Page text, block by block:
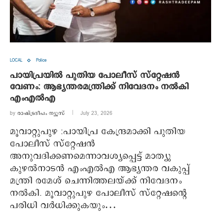
LOCAL Police
പായിപ്രയിൽ പുതിയ പോലീസ് സ്റ്റേഷൻ
വേണം: ആഭ്യന്തരമന്ത്രിക്ക് നിവേദനം നൽകി
എംഎൽഎ
by രാഷ്ട്രദീപം ന്യൂസ്‌ July 23, 2026
മൂവാറ്റുപുഴ :പായിപ്ര കേന്ദ്രമാക്കി പുതിയ
പോലീസ് സ്റ്റേഷൻ
അനുവദിക്കണമെന്നാവശ്യപ്പെട്ട് മാത്യു
കുഴൽനാടൻ എംഎൽഎ ആഭ്യന്തര വകുപ്പ്
മന്ത്രി രമേശ് ചെന്നിത്തലയ്ക്ക് നിവേദനം
നൽകി. മൂവാറ്റുപുഴ പോലീസ് സ്റ്റേഷന്റെ
പരിധി വർധിക്കുകയും…